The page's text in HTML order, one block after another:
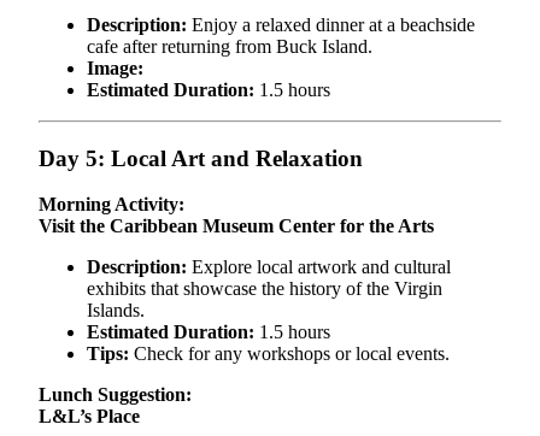
Description: Enjoy a relaxed dinner at a beachside
cafe after returning from Buck Island.
Image:
Estimated Duration: 1.5 hours
Day 5: Local Art and Relaxation
Morning Activity:
Visit the Caribbean Museum Center for the Arts
Description: Explore local artwork and cultural
exhibits that showcase the history of the Virgin
Islands.
Estimated Duration: 1.5 hours
Tips: Check for any workshops or local events.
Lunch Suggestion:
L&L’s Place